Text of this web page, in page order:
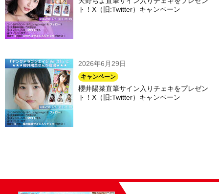
ト！X（旧:Twitter）キャンペーン
2026年6月29日
キャンペーン
櫻井陽菜直筆サイン入りチェキをプレゼン
ト！X（旧:Twitter）キャンペーン